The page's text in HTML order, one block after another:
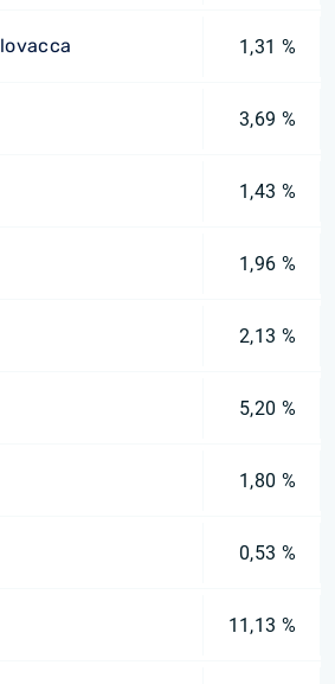
1,31 %
3,69 %
1,43 %
1,96 %
2,13 %
5,20 %
1,80 %
0,53 %
11,13 %